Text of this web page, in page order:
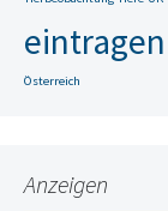
eintragen
Österreich
Anzeigen